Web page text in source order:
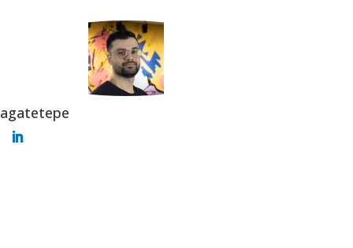
agatetepe